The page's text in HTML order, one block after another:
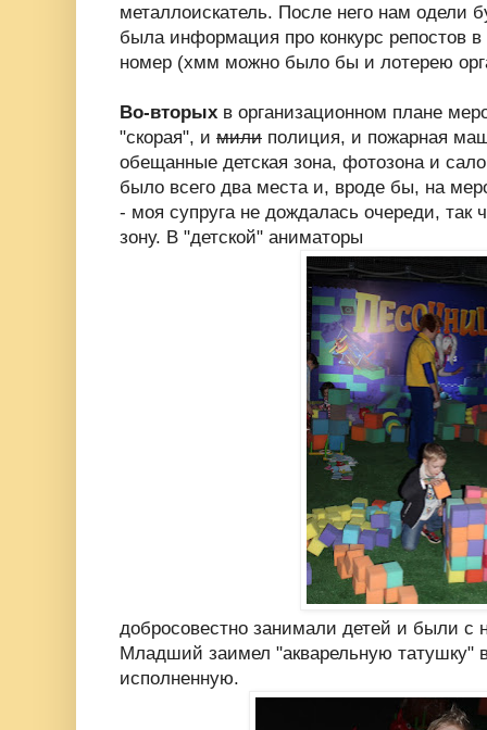
металлоискатель. После него нам одели
была информация про конкурс репостов
номер (хмм можно было бы и лотерею
Во-вторых в организационном плане
"скорая", и мили полиция, и пожарная
обещанные детская зона, фотозона и
было всего два места и, вроде бы, на
- моя супруга не дождалась очереди, так
зону. В "детской" аниматоры
добросовестно занимали детей и были с
Младший заимел "акварельную татушку"
исполненную.